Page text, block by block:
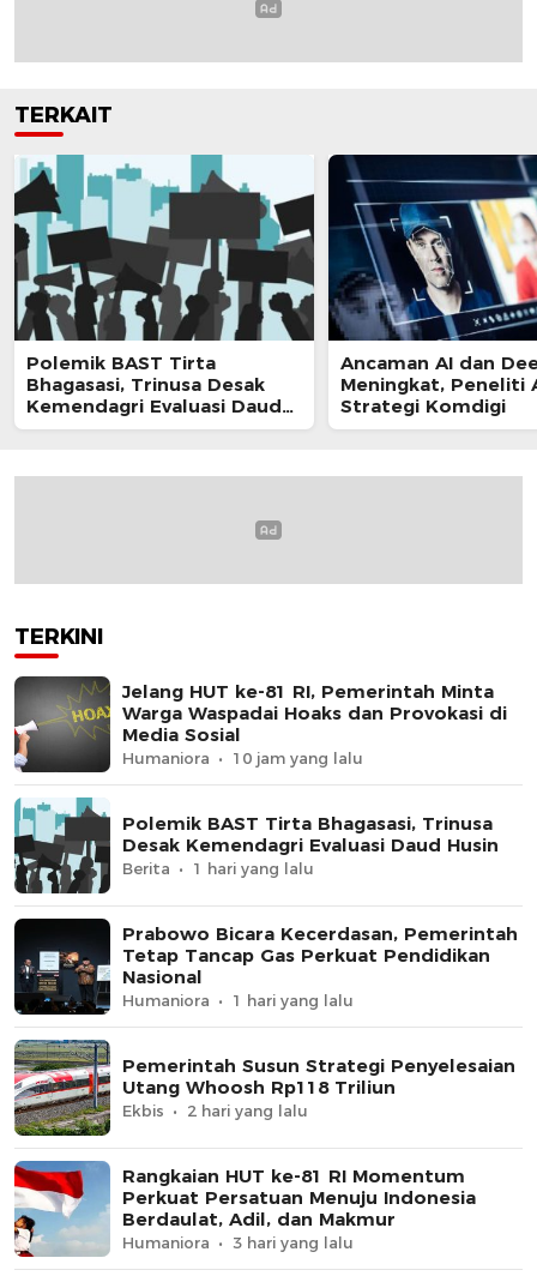
TERKAIT
Polemik BAST Tirta
Bhagasasi, Trinusa Desak
Kemendagri Evaluasi Daud
Husin
Ancaman AI dan
Meningkat, Peneliti
Strategi Komdigi
TERKINI
Jelang HUT ke-81 RI, Pemerintah Minta
Warga Waspadai Hoaks dan Provokasi di
Media Sosial
Humaniora 10 jam yang lalu
Polemik BAST Tirta Bhagasasi, Trinusa
Desak Kemendagri Evaluasi Daud Husin
Berita 1 hari yang lalu
Prabowo Bicara Kecerdasan, Pemerintah
Tetap Tancap Gas Perkuat Pendidikan
Nasional
Humaniora 1 hari yang lalu
Pemerintah Susun Strategi Penyelesaian
Utang Whoosh Rp118 Triliun
Ekbis 2 hari yang lalu
Rangkaian HUT ke-81 RI Momentum
Perkuat Persatuan Menuju Indonesia
Berdaulat, Adil, dan Makmur
Humaniora 3 hari yang lalu